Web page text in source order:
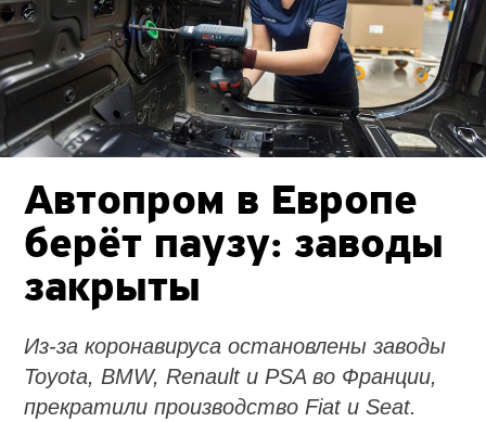
Автопром в Европе
берёт паузу: заводы
закрыты
Из-за коронавируса остановлены заводы
Toyota, BMW, Renault и PSA во Франции,
прекратили производство Fiat и Seat.